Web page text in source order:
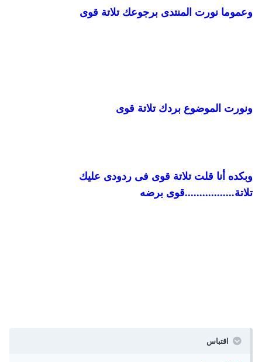
وعموما نورت المنتدى برجوعك تلاتة قوى
ونورت الموضوع بردك تلاتة قوى
وبكده أنا قلت تلاتة قوى فى ردودى عليك
تلاتة.................قوى برضه
اقتباس